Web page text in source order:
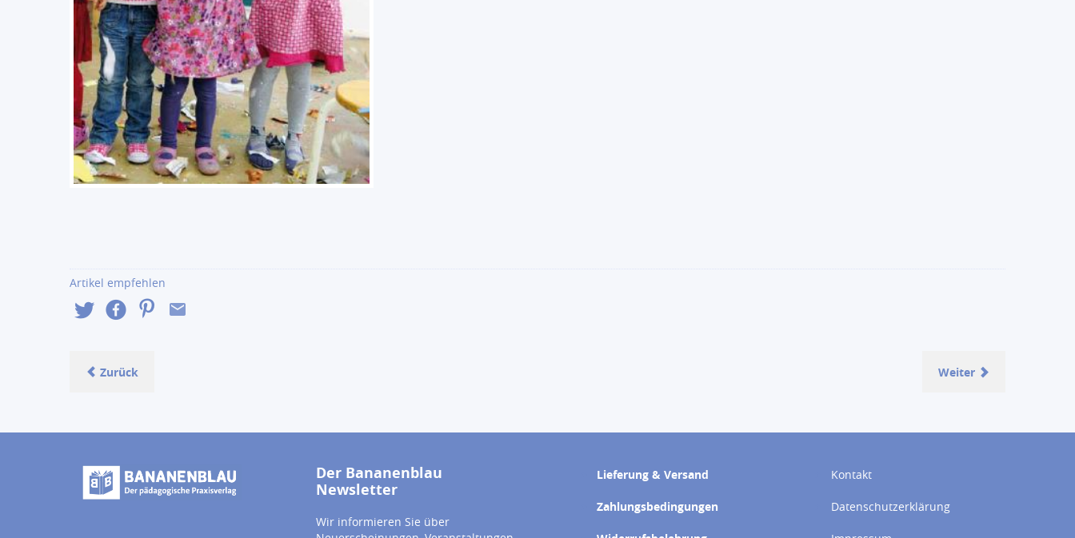
Artikel empfehlen
Zurück Weiter
Der Bananenblau
Newsletter
Wir informieren Sie über
Lieferung & Versand
Zahlungsbedingungen
Kontakt
Datenschutzerklärung